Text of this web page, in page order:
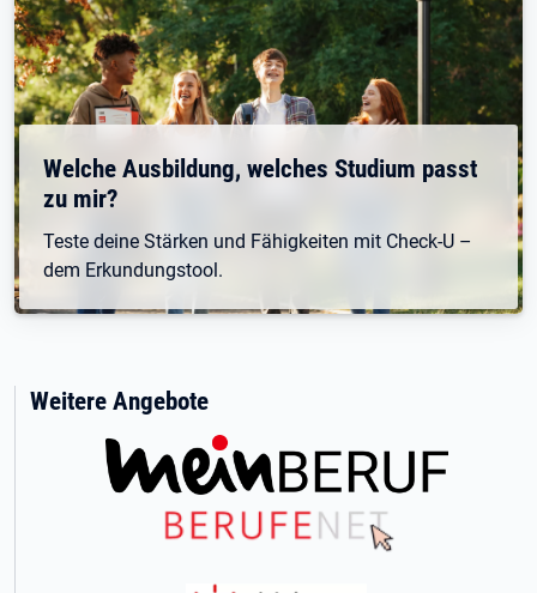
Welche Ausbildung, welches Studium passt
zu mir?
Teste deine Stärken und Fähigkeiten mit Check-U –
dem Erkundungstool.
Weitere Angebote